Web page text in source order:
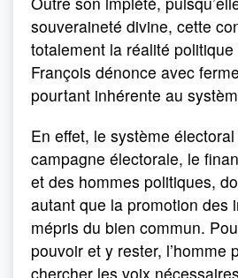
souveraineté divine, cette
totalement la réalité
François dénonce avec
pourtant inhérente au
En effet, le système
campagne électorale, le
et des hommes politiques,
autant que la promotion des
mépris du bien commun.
pouvoir et y rester, l’homme
chercher les voix